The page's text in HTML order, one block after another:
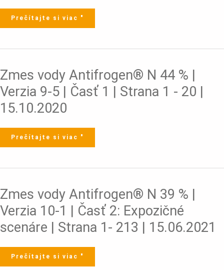
Časť
2:
Expozičné
scenáre
213
Prečítajte si viac "
Zmes vody Antifrogen® N 44 % |
Verzia 9-5 | Časť 1 | Strana 1 - 20 |
15.10.2020
vody
Antifrogen®
44
%
|
Verzia
9-
Časť
1
|
Strana
|
Prečítajte si viac "
Zmes vody Antifrogen® N 39 % |
Verzia 10-1 | Časť 2: Expozičné
scenáre | Strana 1- 213 | 15.06.2021
vody
Antifrogen®
39
%
Verzia
10-
Časť
2:
Expozičné
scenáre
Prečítajte si viac "